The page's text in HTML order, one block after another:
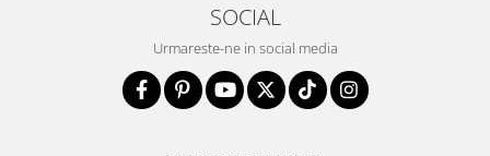
SOCIAL
Urmareste-ne in social media